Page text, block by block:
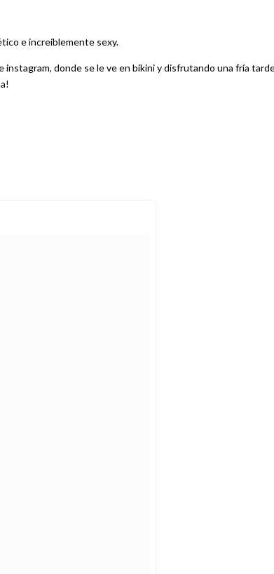
e increíblemente sexy.
donde se le ve en bikini y disfrutando una fría